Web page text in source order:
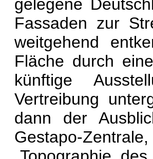
gelegene
Fassaden zur
weitgehend
Fläche durch
künftige
Vertreibung
dann der
Gestapo-